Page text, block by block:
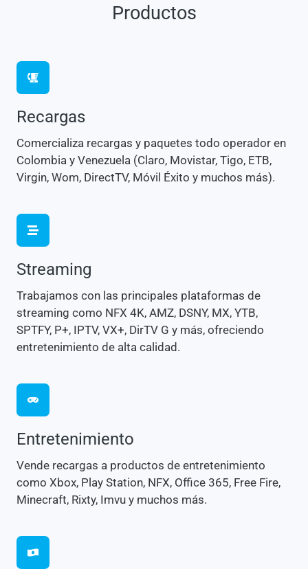
Productos
Recargas
Comercializa recargas y paquetes todo operador en
Colombia y Venezuela (Claro, Movistar, Tigo, ETB,
Virgin, Wom, DirectTV, Móvil Éxito y muchos más).
Streaming
Trabajamos con las principales plataformas de
streaming como NFX 4K, AMZ, DSNY, MX, YTB,
SPTFY, P+, IPTV, VX+, DirTV G y más, ofreciendo
entretenimiento de alta calidad.
Entretenimiento
Vende recargas a productos de entretenimiento
como Xbox, Play Station, NFX, Office 365, Free Fire,
Minecraft, Rixty, Imvu y muchos más.